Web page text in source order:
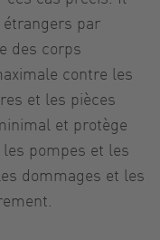
par
des corps
contre les
et les pièces
et protège
pompes et les
dommages et les